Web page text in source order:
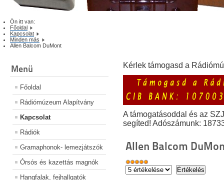
Ön itt van:
Főoldal
Kapcsolat
Minden más
Allen Balcom DuMont
Menü
Főoldal
Rádiómúzeum Alapítvány
Kapcsolat
Rádiók
Gramaphonok- lemezjátszók
Órsós és kazettás magnók
Hangfalak, fejhallgatók
Kérlek támogasd a
A támogatásoddal és az
segíted! Adószámunk:
Allen Balcom